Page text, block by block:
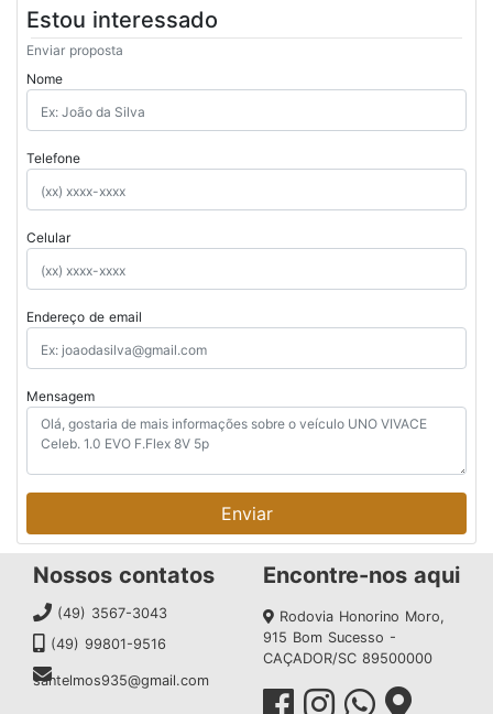
Estou interessado
Enviar proposta
Nome
Telefone
Celular
Endereço de email
Mensagem
Enviar
Nossos contatos
(49) 3567-3043
(49) 99801-9516
santelmos935@gmail.com
Encontre-nos aqui
Rodovia Honorino Moro,
915 Bom Sucesso -
CAÇADOR/SC 89500000